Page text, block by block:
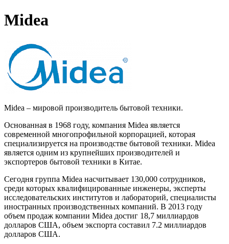
Midea
Midea – мировой производитель бытовой техники.
Основанная в 1968 году, компания Midea является
современной многопрофильной корпорацией, которая
специализируется на производстве бытовой техники. Midea
является одним из крупнейших производителей и
экспортеров бытовой техники в Китае.
Сегодня группа Midea насчитывает 130,000 сотрудников,
среди которых квалифицированные инженеры, эксперты
исследовательских институтов и лабораторий, специалисты
иностранных производственных компаний. В 2013 году
объем продаж компании Midea достиг 18,7 миллиардов
долларов США, объем экспорта составил 7.2 миллиардов
долларов США.